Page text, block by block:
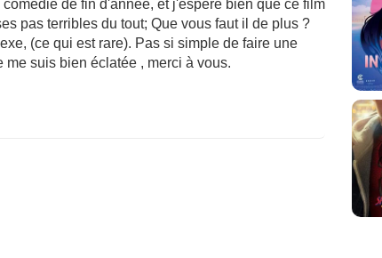
de fin d'année, et j'espère bien que ce film
pas terribles du tout; Que vous faut il de plus ?
(ce qui est rare). Pas si simple de faire une
suis bien éclatée , merci à vous.